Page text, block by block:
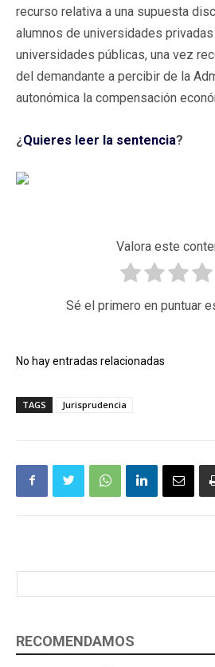
recurso relativa a una supuesta
alumnos de universidades
universidades públicas, una vez
del demandante a percibir de la
autonómica la compensación
¿Quieres leer la sentencia?
Valora este
Sé el primero en puntuar
No hay entradas relacionadas
TAGS Jurisprudencia
RECOMENDAMOS